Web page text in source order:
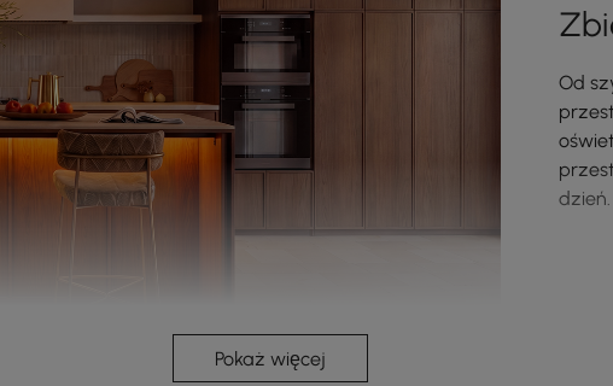
Od
dzień.
Pokaż więcej